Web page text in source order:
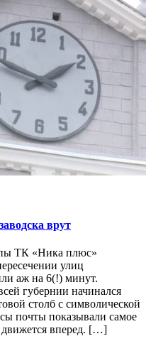
врут
ТК «Ника плюс»
улиц
аж на 6(!) минут.
губернии начинался
столб с символической
почты показывали самое
движется вперед. […]